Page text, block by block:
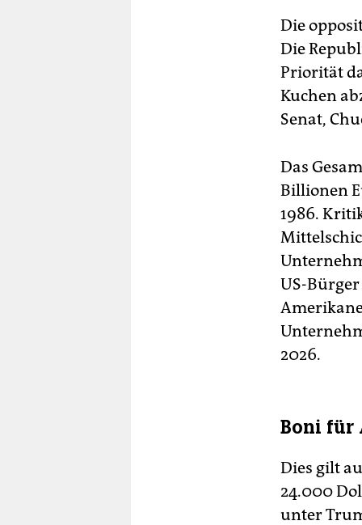
Die
Die
Priorität
Kuchen
Senat,
Das
Billionen
1986.
US-
2026.
Boni für
Dies gilt
24.000
unter